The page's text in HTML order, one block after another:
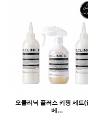
오클리닉 플러스 키핑 세트(
베…